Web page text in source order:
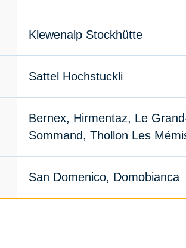
Klewenalp Stockhütte
Sattel Hochstuckli
Bernex, Hirmentaz, Le
Sommand, Thollon Les
San Domenico, Domobianca